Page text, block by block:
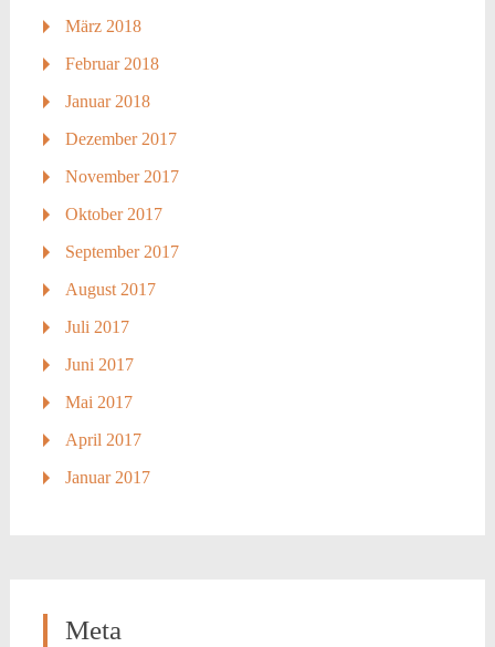
März 2018
Februar 2018
Januar 2018
Dezember 2017
November 2017
Oktober 2017
September 2017
August 2017
Juli 2017
Juni 2017
Mai 2017
April 2017
Januar 2017
Meta